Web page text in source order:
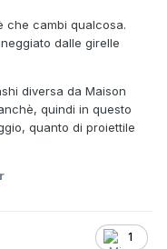
che cambi qualcosa.
dalle girelle
diversa da Maison
quindi in questo
quanto di proiettile
1